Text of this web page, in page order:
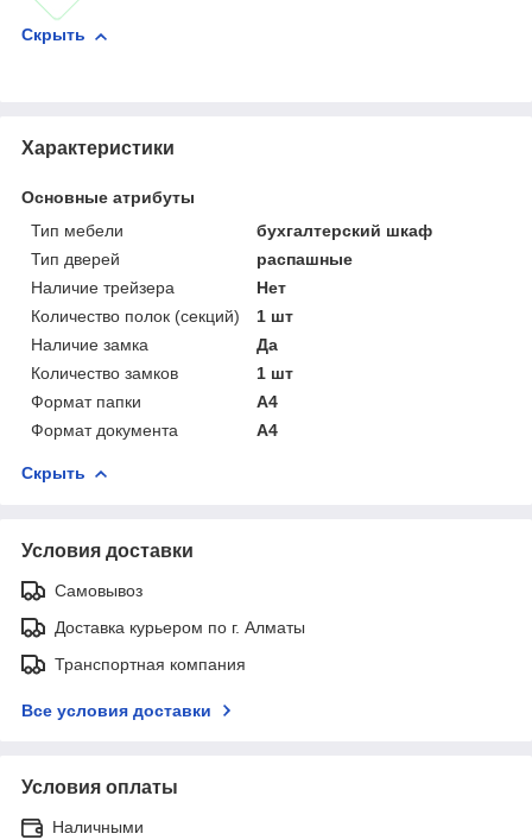
Скрыть
Характеристики
Основные атрибуты
Тип мебели
бухгалтерский шкаф
Тип дверей
распашные
Наличие трейзера
Нет
Количество полок (секций)
1 шт
Наличие замка
Да
Количество замков
1 шт
Формат папки
А4
Формат документа
А4
Скрыть
Условия доставки
Самовывоз
Доставка курьером по г. Алматы
Транспортная компания
Все условия доставки
Условия оплаты
Наличными